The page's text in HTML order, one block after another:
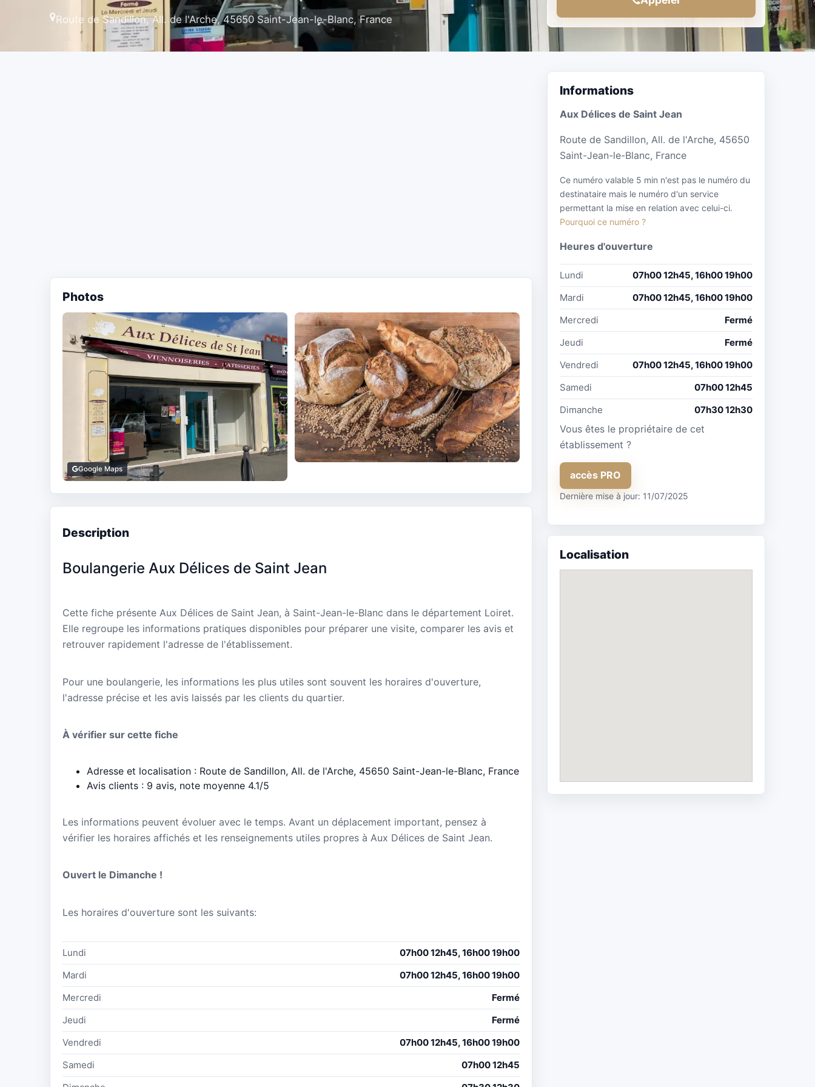
Route de Sandillon, All. de l'Arche, 45650 Saint-Jean-le-Blanc, France
Photos
Google Maps
Description
Boulangerie Aux Délices de Saint Jean
Cette fiche présente Aux Délices de Saint Jean, à Saint-Jean-le-Blanc dans le département Loiret.
Elle regroupe les informations pratiques disponibles pour préparer une visite, comparer les avis et
retrouver rapidement l'adresse de l'établissement.
Pour une boulangerie, les informations les plus utiles sont souvent les horaires d'ouverture,
l'adresse précise et les avis laissés par les clients du quartier.
À vérifier sur cette fiche
Adresse et localisation : Route de Sandillon, All. de l'Arche, 45650 Saint-Jean-le-Blanc, France
Avis clients : 9 avis, note moyenne 4.1/5
Les informations peuvent évoluer avec le temps. Avant un déplacement important, pensez à
vérifier les horaires affichés et les renseignements utiles propres à Aux Délices de Saint Jean.
Ouvert le Dimanche !
Les horaires d'ouverture sont les suivants:
Lundi
07h00 12h45, 16h00 19h00
Mardi
07h00 12h45, 16h00 19h00
Mercredi
Fermé
Jeudi
Fermé
Vendredi
07h00 12h45, 16h00 19h00
Samedi
07h00 12h45
Informations
Aux Délices de Saint Jean
Route de Sandillon, All. de l'Arche, 45650
Saint-Jean-le-Blanc, France
Ce numéro valable 5 min n'est pas le numéro du
destinataire mais le numéro d'un service
permettant la mise en relation avec celui-ci.
Pourquoi ce numéro ?
Heures d'ouverture
Lundi
07h00 12h45, 16h00 19h00
Mardi
07h00 12h45, 16h00 19h00
Mercredi
Fermé
Jeudi
Fermé
Vendredi
07h00 12h45, 16h00 19h00
Samedi
07h00 12h45
Dimanche
07h30 12h30
Vous êtes le propriétaire de cet
établissement ?
accès PRO
Dernière mise à jour: 11/07/2025
Localisation